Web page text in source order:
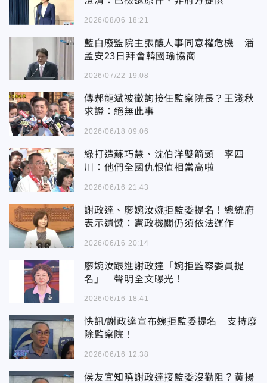
2026/08/06 18:21
藍白廢監院主張釀人事同意權危機 潘
孟安23日拜會韓國瑜協商
2026/07/22 19:08
傳郝龍斌被徵詢接任監察院長？王淺秋
求證：絕無此事
2026/06/18 09:06
綠打造蘇巧慧、沈伯洋雙箭頭 李四
川：他們全國仇恨值相當高啦
2026/06/16 21:43
謝政達、廖婉汝婉拒監委提名！總統府
表示遺憾：憲政機關仍須依法運作
2026/06/16 20:14
廖婉汝跟進謝政達「婉拒監察委員提
名」 聲明全文曝光！
2026/06/16 18:41
快訊/謝政達宣布婉拒監委提名 支持廢
除監察院！
2026/06/16 12:38
侯友宜知曉謝政達接監委沒勸阻？黃揚